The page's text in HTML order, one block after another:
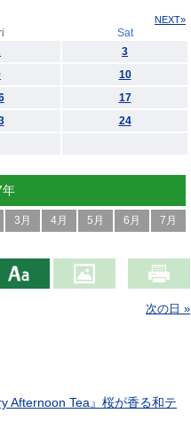
NEXT»
Sat
3
10
17
24
年
3月 4月 5月 6月 7月
次の日 »
Afternoon Tea』桜が香る和テ